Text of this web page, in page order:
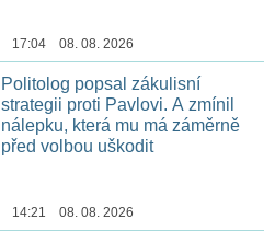
17:04 08. 08. 2026
Politolog popsal zákulisní
strategii proti Pavlovi. A zmínil
nálepku, která mu má záměrně
před volbou uškodit
14:21 08. 08. 2026